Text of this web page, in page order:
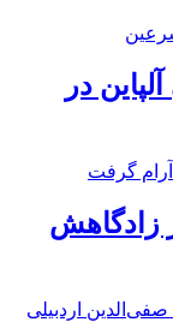
در
زادگاهش